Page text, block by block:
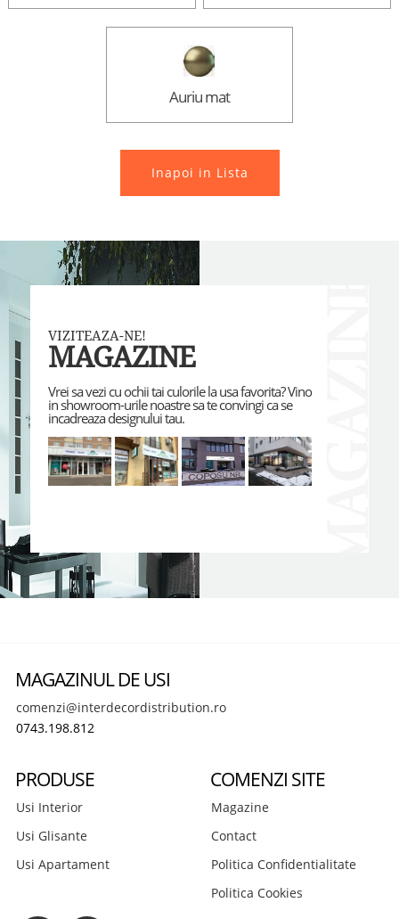
Auriu mat
Inapoi in Lista
VIZITEAZA-NE!
MAGAZINE
Vrei sa vezi cu ochii tai culorile la usa favorita? Vino
in showroom-urile noastre sa te convingi ca se
incadreaza designului tau.
MAGAZINUL DE USI
comenzi@interdecordistribution.ro
0743.198.812
PRODUSE
Usi Interior
Usi Glisante
Usi Apartament
COMENZI SITE
Magazine
Contact
Politica Confidentialitate
Politica Cookies